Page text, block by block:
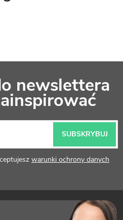
newslettera
warunki ochrony danych
SUBSKRYBUJ